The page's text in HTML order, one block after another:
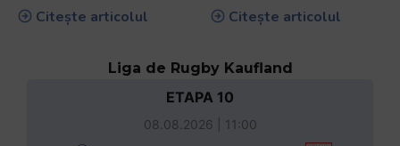
Citește articolul
Citește articolul
Liga de Rugby Kaufland
ETAPA 10
08.08.2026 | 11:00